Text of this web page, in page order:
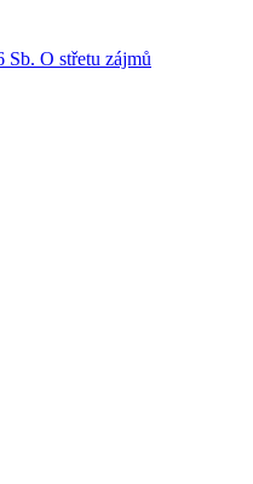
Sb. O střetu zájmů